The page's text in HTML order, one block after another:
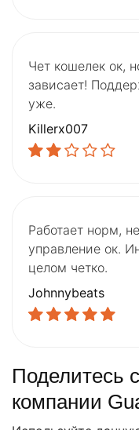
Чет кошелек ок,
зависает!
уже.
Killerx007
Работает норм,
управление ок.
целом четко.
Johnnybeats
Поделитесь
компании